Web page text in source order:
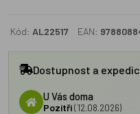
Kód: AL22517 EAN:
Dostupnost a
U Vás doma
Pozítří(12.08.2026)